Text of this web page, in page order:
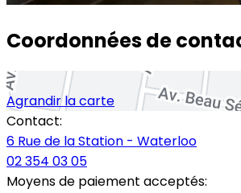
Coordonnées de
Agrandir la carte
Contact:
6 Rue de la Station - Waterloo
02 354 03 05
Moyens de paiement acceptés: